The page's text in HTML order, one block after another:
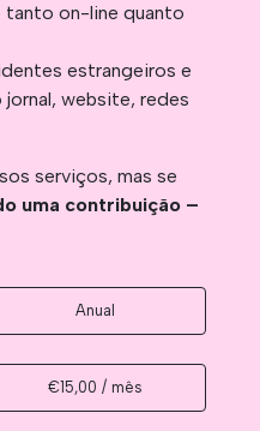
tanto on-line quanto
estrangeiros e
website, redes
serviços, mas se
uma contribuição –
Anual
€15,00 / mês